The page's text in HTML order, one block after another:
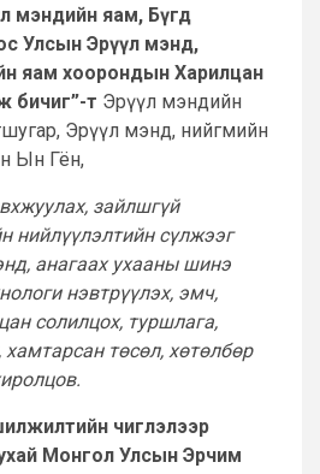
мэндийн яам, Бүгд
Улсын Эрүүл мэнд,
яам хоорондын Харилцан
бичиг”-т Эрүүл мэндийн
Эрүүл мэнд, нийгмийн
Ын Гён,
зайлшгүй
нийлүүлэлтийн сүлжээг
анагаах ухааны шинэ
нэвтрүүлэх, эмч,
солилцох, туршлага,
төсөл, хөтөлбөр
чиглэлээр
Монгол Улсын Эрчим